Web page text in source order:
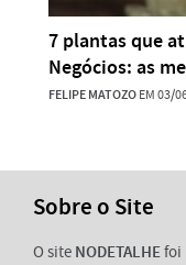
7 plantas que
Negócios: as
FELIPE MATOZOEM 03/
Sobre o Site
O site NODETALHEfoi